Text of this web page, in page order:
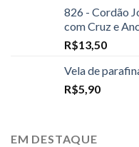
826 - Cordão
com Cruz e
R$13,50
Vela de
R$5,90
EM DESTAQUE